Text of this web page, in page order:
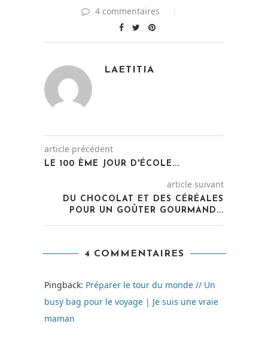
4 commentaires
LAETITIA
article précédent
LE 100 ÈME JOUR D'ÉCOLE...
article suivant
DU CHOCOLAT ET DES CÉRÉALES
POUR UN GOÛTER GOURMAND...
4 COMMENTAIRES
Pingback: Préparer le tour du monde // Un
busy bag pour le voyage | Je suis une vraie
maman